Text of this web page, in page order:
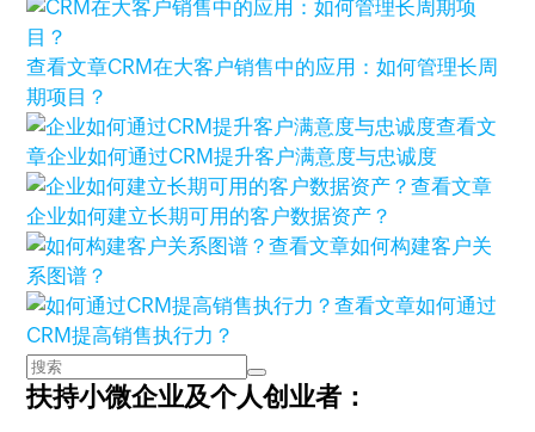
查看文章CRM在大客户销售中的应用：如何管理长周
期项目？
查看文
章企业如何通过CRM提升客户满意度与忠诚度
查看文章
企业如何建立长期可用的客户数据资产？
查看文章如何构建客户关
系图谱？
查看文章如何通过
CRM提高销售执行力？
扶持小微企业及个人创业者：